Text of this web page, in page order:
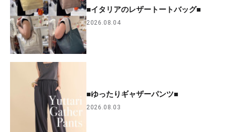
■イタリアのレザートートバッグ■
2026.08.04
■ゆったりギャザーパンツ■
2026.08.03